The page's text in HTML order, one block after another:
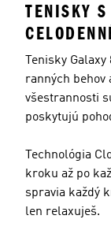
TENISKY
Tenisky
ranných behov
všestrannosti
poskytujú
Technológia
kroku až po
spravia každý
len relaxuješ.